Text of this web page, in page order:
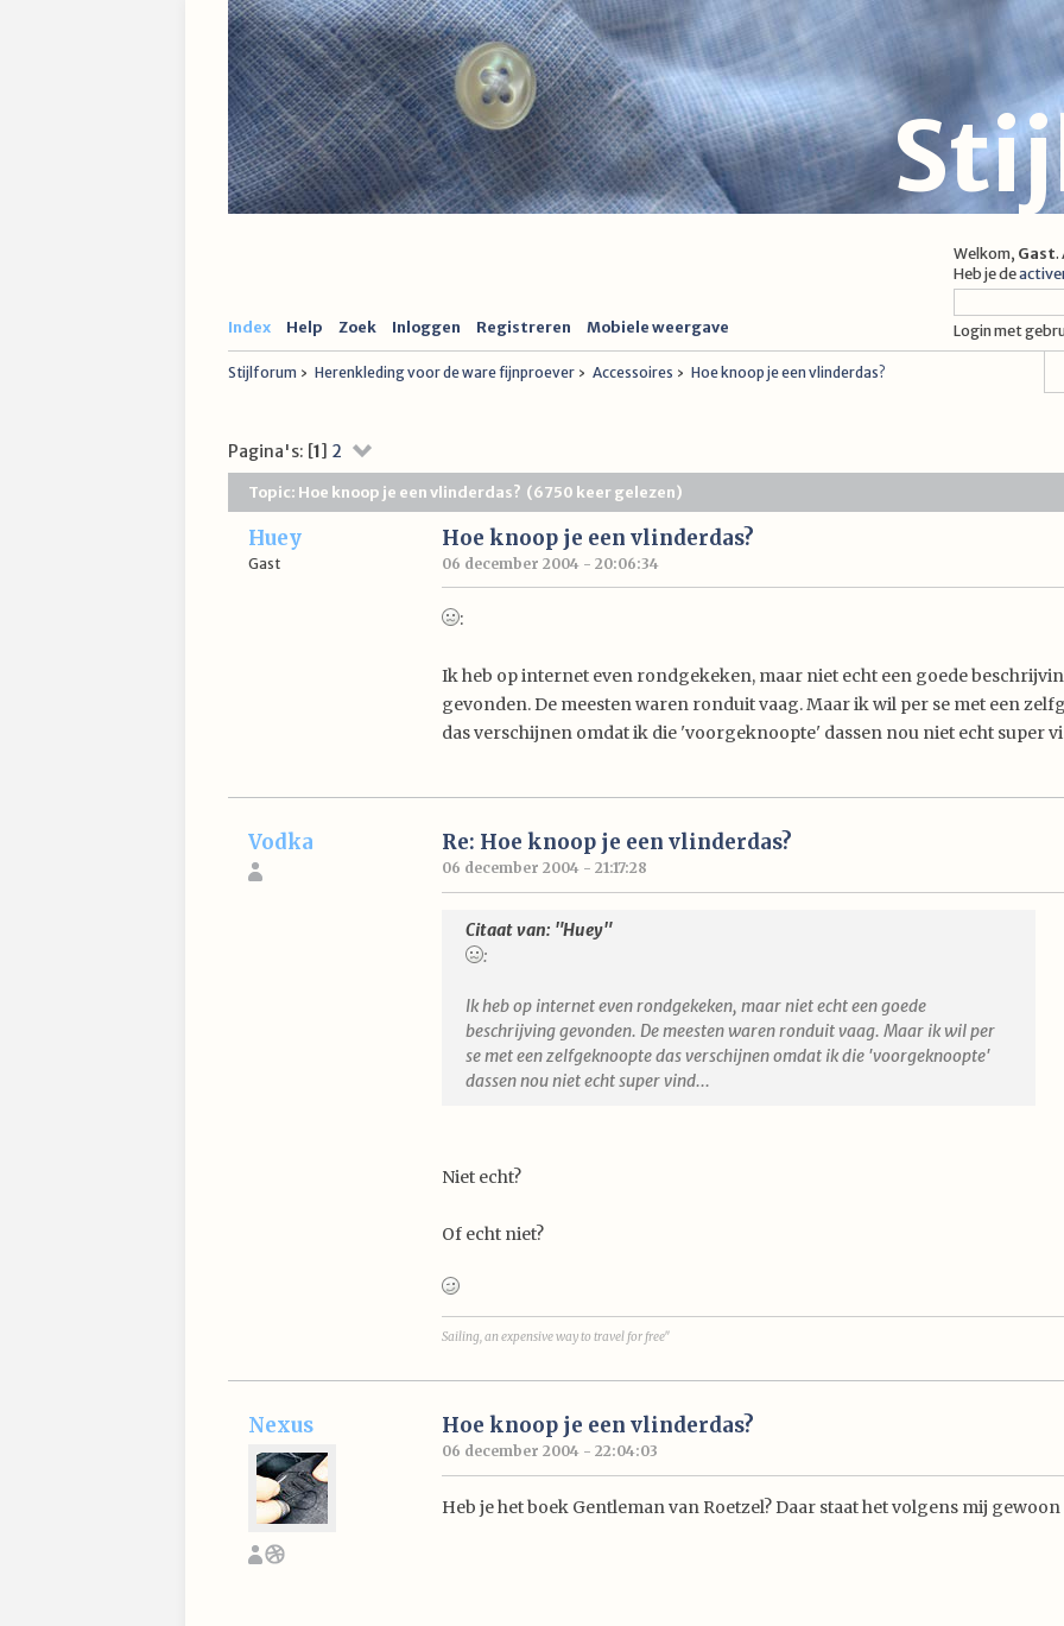
Welkom, Gast.
Heb je de
Login met
Index Help Zoek Inloggen Registreren Mobiele weergave
Stijlforum › Herenkleding voor de ware fijnproever› Accessoires › Hoe knoop je een vlinderdas?
Pagina's: [1] 2
Topic: Hoe knoop je een vlinderdas? (6750 keer gelezen)
Huey
Gast
Hoe knoop je een vlinderdas?
06 december 2004 - 20:06:34
:
Ik heb op internet even rondgekeken, maar niet echt een goede
gevonden. De meesten waren ronduit vaag. Maar ik wil per se met een
das verschijnen omdat ik die 'voorgeknoopte' dassen nou niet echt super
Vodka Re: Hoe knoop je een vlinderdas?
06 december 2004 - 21:17:28
Citaat van: "Huey"
:
Ik heb op internet even rondgekeken, maar niet echt een goede
beschrijving gevonden. De meesten waren ronduit vaag. Maar ik wil per
se met een zelfgeknoopte das verschijnen omdat ik die 'voorgeknoopte'
dassen nou niet echt super vind...
Niet echt?
Of echt niet?
Sailing, an expensive way to travel for free"
Nexus Hoe knoop je een vlinderdas?
06 december 2004 - 22:04:03
Heb je het boek Gentleman van Roetzel? Daar staat het volgens mij gewoon